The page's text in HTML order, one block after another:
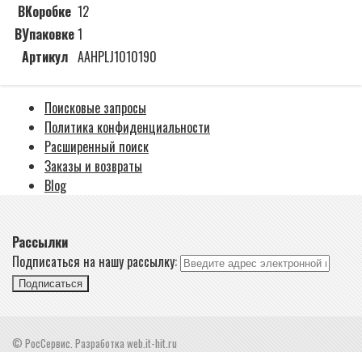
ВКоробке 12
ВУпаковке1
Артикул AAHPLJ1010190
Поисковые запросы
Политика конфиденциальности
Расширенный поиск
Заказы и возвраты
Blog
Рассылки
Подписаться на нашу рассылку:
Подписаться
© РосСервис. Разработка web.it-hit.ru